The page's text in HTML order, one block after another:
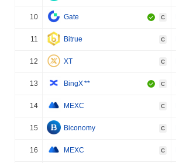
10 Gate C
11 Bitrue C
12 XT C
13 BingX** C
14 MEXC C
15 Biconomy C
16 MEXC C